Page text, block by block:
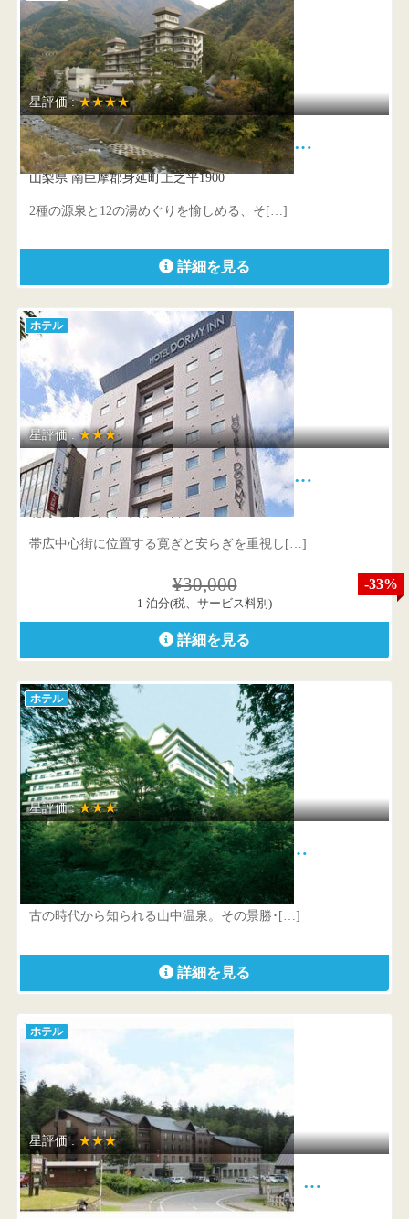
星評価 :★★★★
下部ホテル 2種の源泉と12の…
山梨県 南巨摩郡身延町上之平1900
2種の源泉と12の湯めぐりを愉しめる、そ[…]
詳細を見る
ホテル
星評価 :★★★
天然温泉 白樺の湯 ドーミーイン…
北海道帯広市西2条南9丁目11-1
帯広中心街に位置する寛ぎと安らぎを重視し[…]
-33%
¥30,000
1 泊分(税、サービス料別)
詳細を見る
ホテル
星評価 :★★★
ロイヤルホテル 山中温泉河鹿荘…
石川県加賀市山中温泉河鹿町ホ100
古の時代から知られる山中温泉。その景勝･[…]
詳細を見る
ホテル
星評価 : ★★★
旭岳温泉 ホテルベアモンテ …